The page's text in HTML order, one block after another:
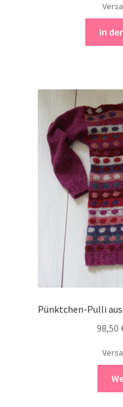
In
Pünktchen-Pulli
98,50